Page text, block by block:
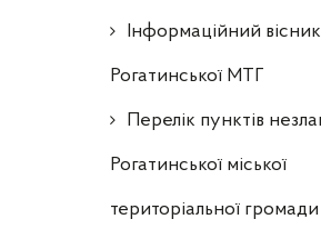
Інформаційний вісник
Рогатинської МТГ
Перелік пунктів
Рогатинської міської
територіальної громади